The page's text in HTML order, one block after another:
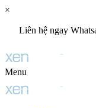
×
Liên hệ ngay
Menu